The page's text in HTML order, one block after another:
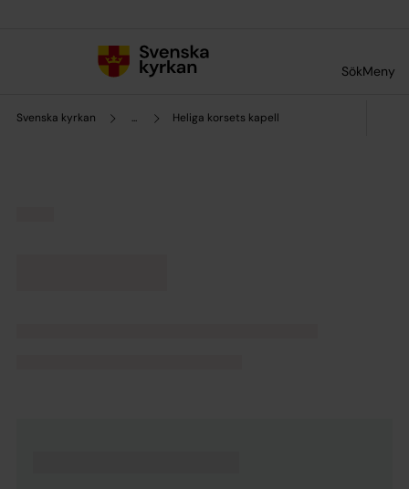
SökMeny
Svenska kyrkan ... Heliga korsets kapell